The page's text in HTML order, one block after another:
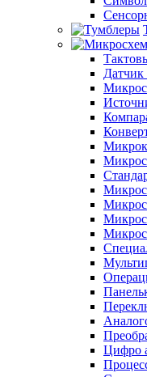
Датчик
Цифро